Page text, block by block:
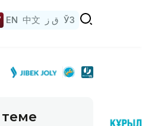
EN 中文 ق ز ЎЗ